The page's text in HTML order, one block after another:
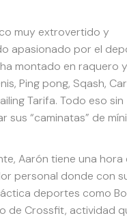
muy extrovertido y
apasionado por el
montado en raquero
Ping pong, Sqash,
Tarifa. Todo eso sin
sus “caminatas” de
Aarón tiene una hora
personal donde con
deportes como
de Crossfit, actividad